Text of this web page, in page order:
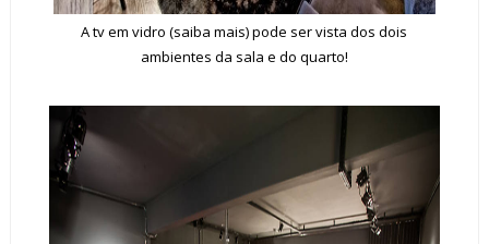
Atv em vidro (saiba mais) pode ser vista dos dois
ambientes da sala e do quarto!